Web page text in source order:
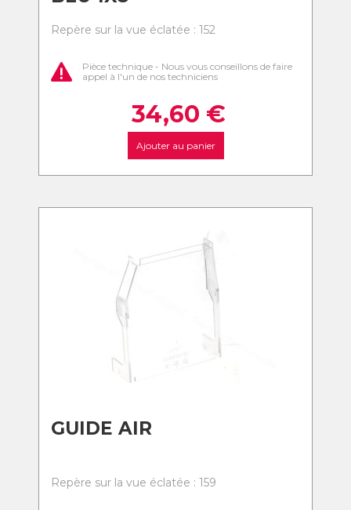
Repère sur la vue éclatée : 152
Pièce technique - Nous vous conseillons de faire
appel à l'un de nos techniciens
34,60 €
Ajouter au panier
GUIDE AIR
Repère sur la vue éclatée : 159